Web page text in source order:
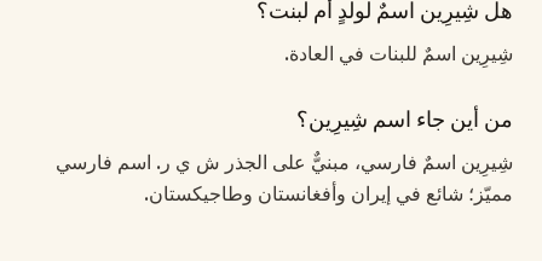
هل شِيرِين اسمٌ لولدٍ أم لبنت؟
شِيرِين اسمٌ للبنات في العادة.
من أين جاء اسم شِيرِين؟
شِيرِين اسمٌ فارسي، مبنيٌّ على الجذر ش ي ر. اسم فارسي
مميّز؛ شائع في إيران وأفغانستان وطاجيكستان.